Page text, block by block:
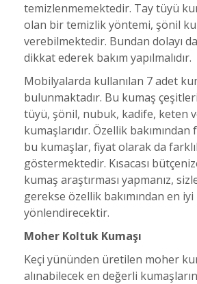
temizlenmemektedir. Tay tüyü
olan bir temizlik yöntemi, şönil
verebilmektedir. Bundan dolayı
dikkat ederek bakım yapılmalıdır.
Mobilyalarda kullanılan 7 adet
bulunmaktadır. Bu kumaş
tüyü, şönil, nubuk, kadife, keten
kumaşlarıdır. Özellik
bu kumaşlar, fiyat olarak da
göstermektedir. Kısacası
kumaş araştırması yapmanız,
gerekse özellik bakımından en
yönlendirecektir.
Moher Koltuk Kumaşı
Keçi yününden üretilen moher
alınabilecek en değerli